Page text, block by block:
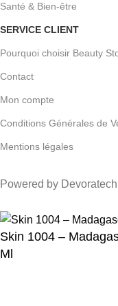
Santé & Bien-être
SERVICE CLIENT
Pourquoi choisir Beauty
Contact
Mon compte
Conditions Générales de
Mentions légales
Powered by
Skin 1004 –
Ml